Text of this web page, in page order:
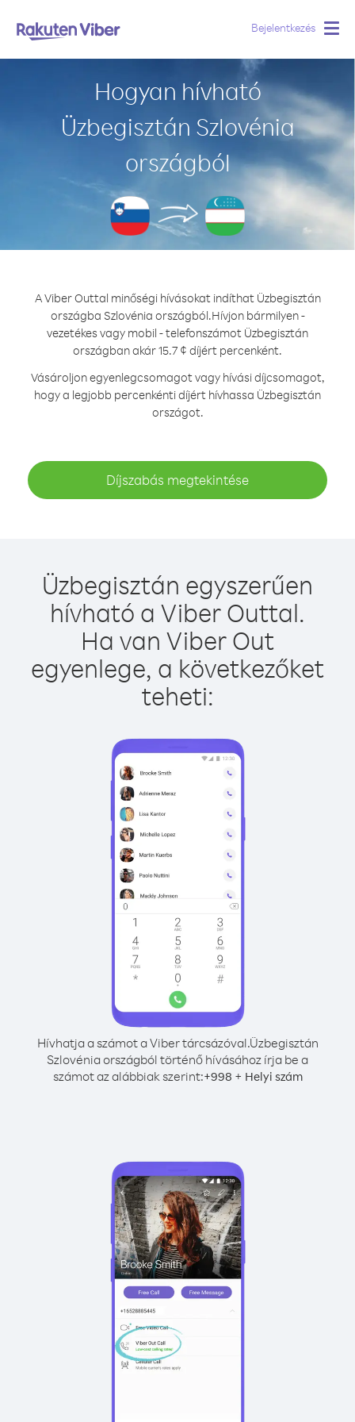
Bejelentkezés
Hogyan hívható
Üzbegisztán Szlovénia
országból
A Viber Outtal minőségi hívásokat indíthat Üzbegisztán
országba Szlovénia országból.Hívjon bármilyen -
vezetékes vagy mobil - telefonszámot Üzbegisztán
országban akár 15.7 ¢ díjért percenként.
Vásároljon egyenlegcsomagot vagy hívási díjcsomagot,
hogy a legjobb percenkénti díjért hívhassa Üzbegisztán
országot.
Díjszabás megtekintése
Üzbegisztán egyszerűen
hívható a Viber Outtal.
Ha van Viber Out
egyenlege, a következőket
teheti:
Hívhatja a számot a Viber tárcsázóval.Üzbegisztán
Szlovénia országból történő hívásához írja be a
számot az alábbiak szerint:+998 + Helyi szám